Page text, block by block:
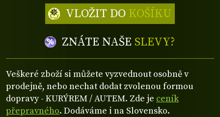
ZNÁTE NAŠE SLEVY?
VLOŽIT DO KOŠÍKU
Veškeré zboží si můžete vyzvednout osobně v
prodejně, nebo nechat dodat zvolenou formou
dopravy - KURÝREM / AUTEM. Zde je ceník
přepravného. Dodáváme i na Slovensko.